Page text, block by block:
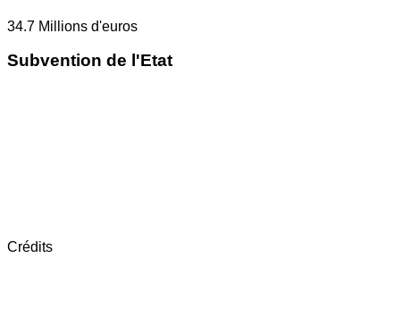
34.7 Millions d'euros
Subvention de l'Etat
Crédits